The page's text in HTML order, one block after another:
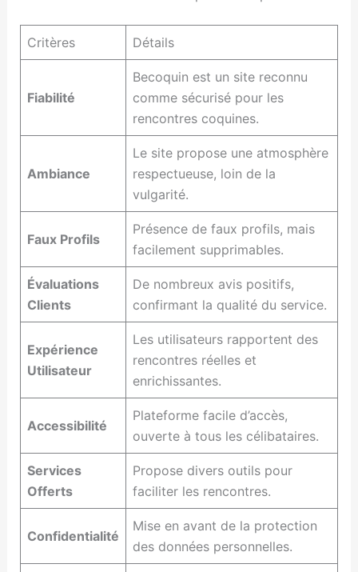
Critères Détails
Fiabilité
Becoquin est un site reconnu
comme sécurisé pour les
rencontres coquines.
Ambiance
Le site propose une atmosphère
respectueuse, loin de la
vulgarité.
Faux Profils
Présence de faux profils, mais
facilement supprimables.
Évaluations
Clients
De nombreux avis positifs,
confirmant la qualité du service.
Expérience
Utilisateur
Les utilisateurs rapportent des
rencontres réelles et
enrichissantes.
Accessibilité
Plateforme facile d’accès,
ouverte à tous les célibataires.
Services
Offerts
Propose divers outils pour
faciliter les rencontres.
Confidentialité
Mise en avant de la protection
des données personnelles.